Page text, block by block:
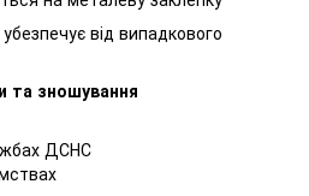
від випадкового
та зношування
ДСНС